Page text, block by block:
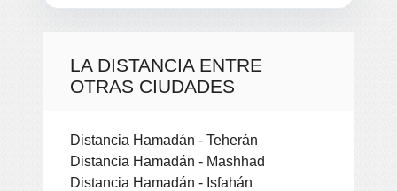
LA DISTANCIA ENTRE
OTRAS CIUDADES
Distancia Hamadán - Teherán
Distancia Hamadán - Mashhad
Distancia Hamadán - Isfahán